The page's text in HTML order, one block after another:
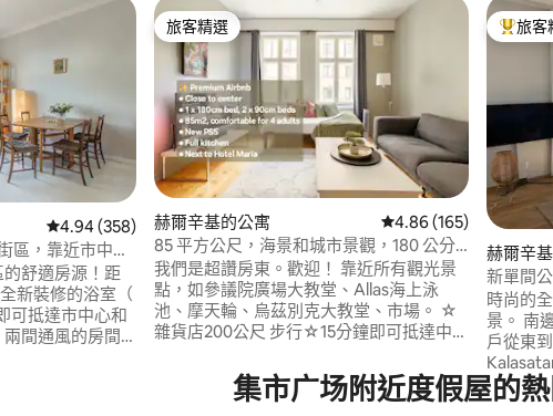
從 358 則評價中獲得 4.94 的平均評分（滿分 5 分）
4.94 (358)
區，靠近市中
舒適房源！距
新裝修的浴室（
間通風的房間
旅客精選
旅客精選
赫爾辛基的公寓 從 165 則評價中獲得
4.86 (165)
85 平方公尺，海景和城市景觀，180 公分
記憶泡綿、空調、PS5 Premium
我們是超讚房東。歡迎！ 靠近所有觀光景
點，如參議院廣場大教堂、Allas海上泳
池、摩天輪、烏茲別克大教堂、市場。 ☆
雜貨店200公尺 步行☆15分鐘即可抵達中央
等 其他 ☆ PS5娛樂，下載您想要的遊戲 ☆
5星級Hotel Maria就在隔壁，提供豪華的水
旅客精
旅客
赫爾辛
新單間
時尚的
景。 南
戶從東到南。 赫爾辛基
僅5分鐘
集市广场附近度假屋的